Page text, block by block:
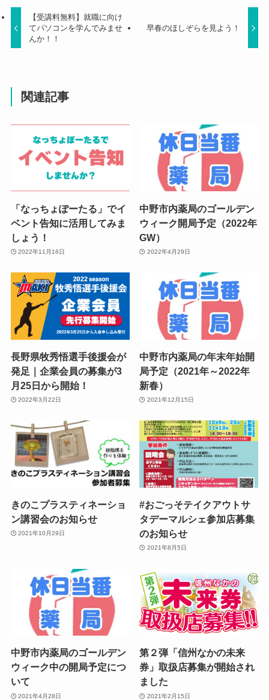
【受講料無料】就職に向け
てパソコンを学んでみませ
んか！！
早春のほしぞらを見よう！
関連記事
「なっちょぽーたる」でイ
ベント告知に活用してみま
しょう！
2022年11月16日
中野市内薬局のゴールデン
ウィーク開局予定（2022年
GW）
2022年4月29日
長野県牧秀悟選手後援会が
発足｜企業会員の募集が3
月25日から開始！
2022年3月22日
中野市内薬局の年末年始開
局予定（2021年～2022年
新春）
2021年12月15日
きのこプラスティネーショ
ン講習会のお知らせ
2021年10月29日
#おごっそテイクアウトサ
タデーマルシェ参加店募集
のお知らせ
2021年8月5日
中野市内薬局のゴールデン
ウィーク中の開局予定につ
いて
2021年4月28日
第２弾「信州なかの未来
券」取扱店募集が開始され
ました
2021年2月15日